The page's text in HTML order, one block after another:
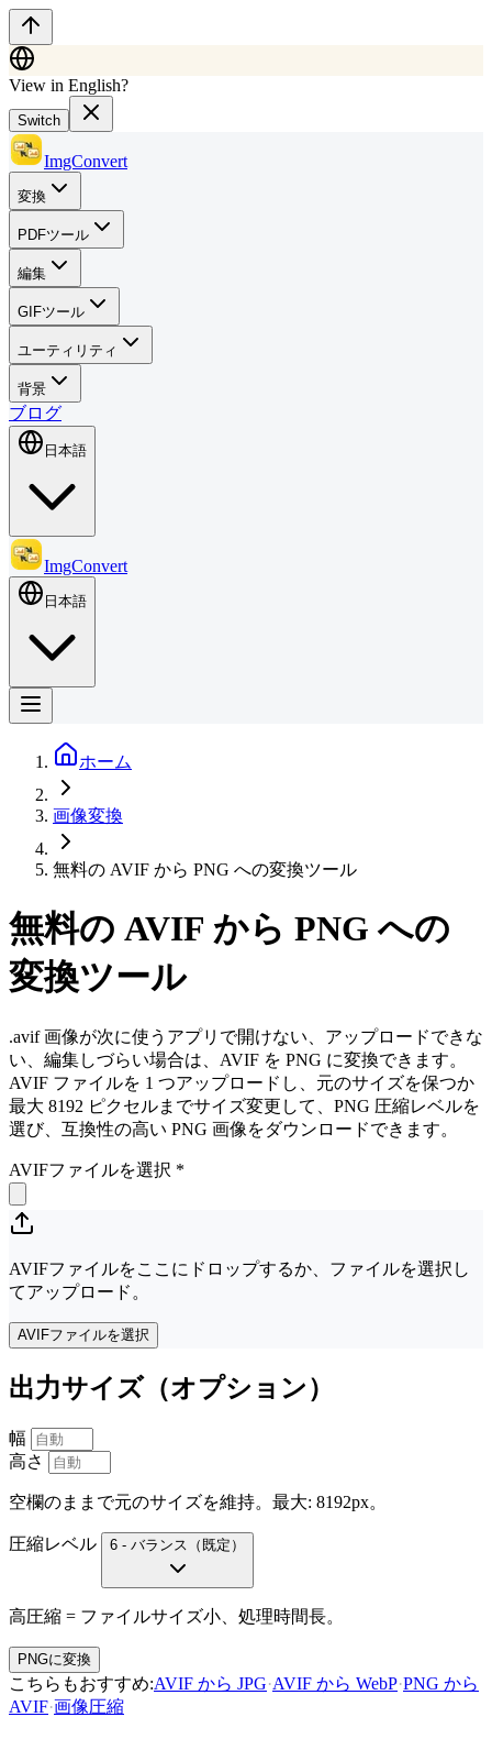
View in English?
Switch
ImgConvert
変換
PDFツール
編集
GIFツール
ユーティリティ
背景
ブログ
日本語
ImgConvert
日本語
ホーム
画像変換
無料の AVIF から PNG への変換ツール
無料の AVIF から PNG への
変換ツール
.avif 画像が次に使うアプリで開けない、アップロードできな
い、編集しづらい場合は、AVIF を PNG に変換できます。
AVIF ファイルを 1 つアップロードし、元のサイズを保つか
最大 8192 ピクセルまでサイズ変更して、PNG 圧縮レベルを
選び、互換性の高い PNG 画像をダウンロードできます。
AVIFファイルを選択 *
AVIFファイルをここにドロップするか、ファイルを選択し
てアップロード。
AVIFファイルを選択
出力サイズ（オプション）
幅
高さ
空欄のままで元のサイズを維持。最大: 8192px。
圧縮レベル 6 - バランス（既定）
高圧縮 = ファイルサイズ小、処理時間長。
PNGに変換
こちらもおすすめ:AVIF から JPG·AVIF から WebP·PNG から
AVIF·画像圧縮